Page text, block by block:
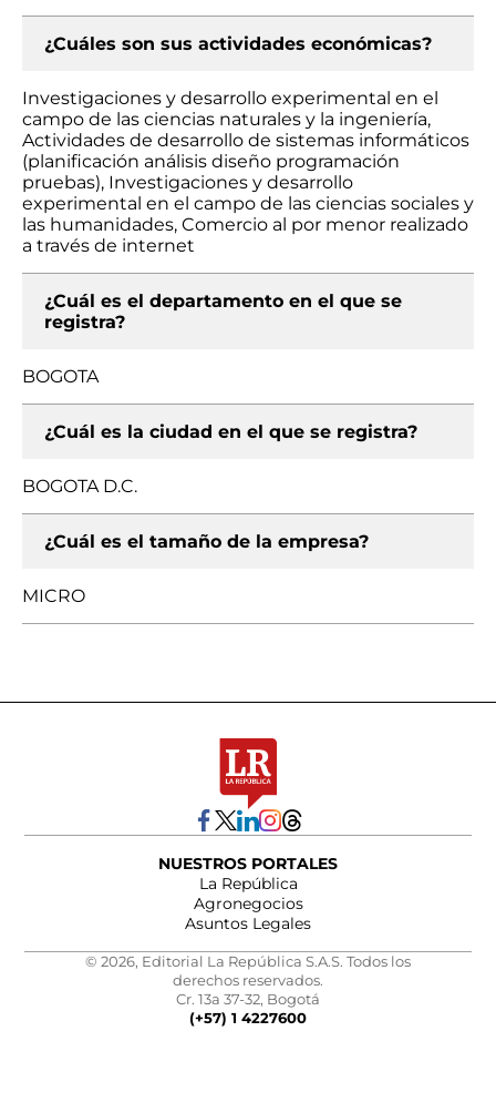
¿Cuáles son sus actividades económicas?
Investigaciones y desarrollo experimental en el
campo de las ciencias naturales y la ingeniería,
Actividades de desarrollo de sistemas informáticos
(planificación análisis diseño programación
pruebas), Investigaciones y desarrollo
experimental en el campo de las ciencias sociales y
las humanidades, Comercio al por menor realizado
a través de internet
¿Cuál es el departamento en el que se
registra?
BOGOTA
¿Cuál es la ciudad en el que se registra?
BOGOTA D.C.
¿Cuál es el tamaño de la empresa?
MICRO
NUESTROS PORTALES
La República
Agronegocios
Asuntos Legales
© 2026, Editorial La República S.A.S. Todos los
derechos reservados.
Cr. 13a 37-32, Bogotá
(+57) 1 4227600